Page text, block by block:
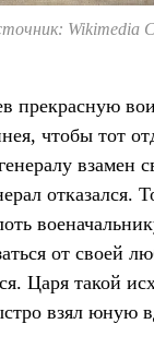
Wikimedia
прекрасную
чтобы тот
взамен
отказался.
от своей
Царя такой
взял юную